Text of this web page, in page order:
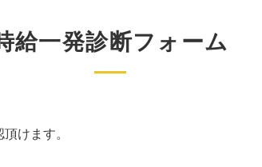
給一発診断フォーム
けます。